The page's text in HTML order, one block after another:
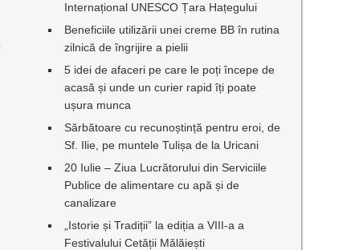
Internațional UNESCO Țara Hațegului
Beneficiile utilizării unei creme BB în rutina
zilnică de îngrijire a pielii
5 idei de afaceri pe care le poți începe de
acasă și unde un curier rapid îți poate
ușura munca
Sărbătoare cu recunoștință pentru eroi, de
Sf. Ilie, pe muntele Tulișa de la Uricani
20 Iulie – Ziua Lucrătorului din Serviciile
Publice de alimentare cu apă și de
canalizare
„Istorie și Tradiții” la ediția a VIII-a a
Festivalului Cetății Mălăiești